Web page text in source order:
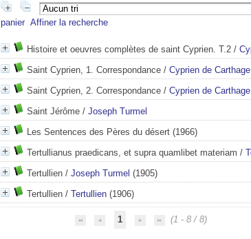
panier Affiner la recherche
Histoire et oeuvres complètes de saint Cyprien. T.2 /
Saint Cyprien, 1. Correspondance / Cyprien de Carthage
Saint Cyprien, 2. Correspondance / Cyprien de Carthage
Saint Jérôme / Joseph Turmel
Les Sentences des Pères du désert (1966)
Tertullianus praedicans, et supra quamlibet materiam /
Tertullien / Joseph Turmel (1905)
Tertullien / Tertullien (1906)
1 (1 - 8 / 8)